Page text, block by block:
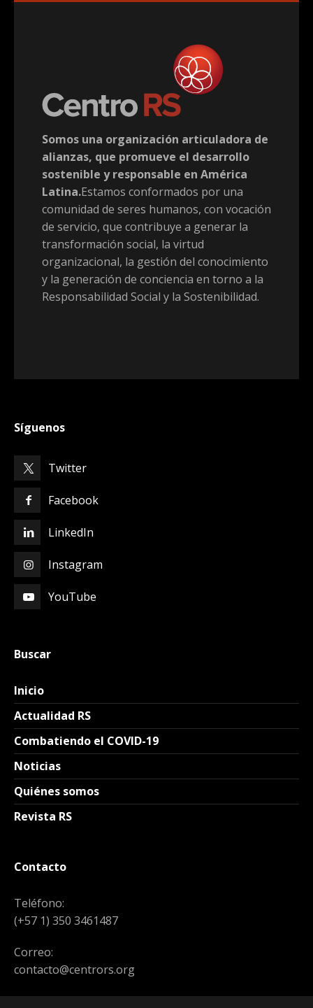
Somos una organización articuladora de
alianzas, que promueve el desarrollo
sostenible y responsable en América
Latina.Estamos conformados por una
comunidad de seres humanos, con vocación
de servicio, que contribuye a generar la
transformación social, la virtud
organizacional, la gestión del conocimiento
y la generación de conciencia en torno a la
Responsabilidad Social y la Sostenibilidad.
Síguenos
Twitter
Facebook
LinkedIn
Instagram
YouTube
Buscar
Inicio
Actualidad RS
Combatiendo el COVID-19
Noticias
Quiénes somos
Revista RS
Contacto
Teléfono:
(+57 1) 350 3461487
Correo:
contacto@centrors.org